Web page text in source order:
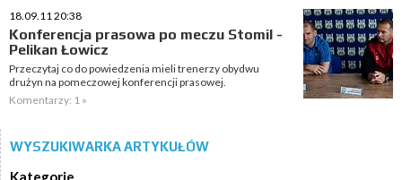
18.09.11 20:38
Konferencja prasowa po meczu Stomil -
Pelikan Łowicz
Przeczytaj co do powiedzenia mieli trenerzy obydwu
drużyn na pomeczowej konferencji prasowej.
Komentarzy: 1 »
WYSZUKIWARKA ARTYKUŁÓW
Kategorie